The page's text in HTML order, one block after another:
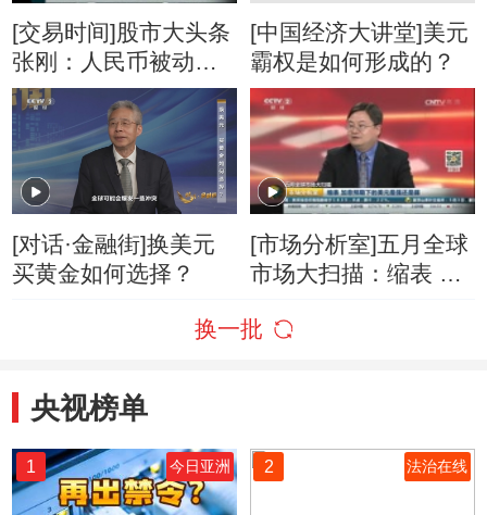
[交易时间]股市大头条
张刚：人民币被动性
走贬 美元强势难以持
续
[中国经济大讲堂]美元
霸权是如何形成的？
[对话·金融街]换美元
买黄金如何选择？
[市场分析室]五月全球
市场大扫描：缩表 加
还是弱
换一批
央视榜单
1 今日亚洲 2 法治在线